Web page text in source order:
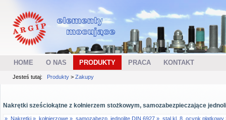
HOME O NAS PRODUKTY PRACA KONTAKT
Jesteś tutaj: Produkty > Zakupy
Nakrętki sześciokątne z kołnierzem stożkowym, samozabezpieczające
» Nakrętki » kołnierzowe » samozabezp. jednolite DIN 6927 » stal kl. 8, ocynk płatkowy